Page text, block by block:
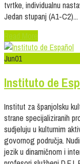
tvrtke, individualnu
Jedan stupanj (A1-C2)...
Read More
Jun01
Instituto de
Institut za španjolsku
strane specijaliziranih
sudjeluju u kulturnim
govornog područja.
jezik u dinamičnom i